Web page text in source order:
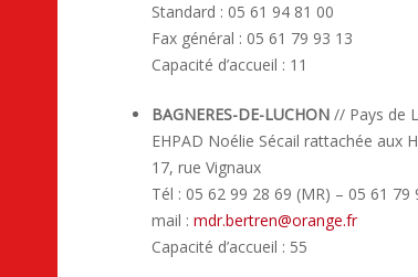
Standard : 05 61 94 81 00
Fax général : 05 61 79 93 13
Capacité d’accueil : 11
BAGNERES-DE-LUCHON // Pays de
EHPAD Noélie Sécail rattachée aux
17, rue Vignaux
Tél : 05 62 99 28 69 (MR) – 05 61
mail : mdr.bertren@orange.fr
Capacité d’accueil : 55